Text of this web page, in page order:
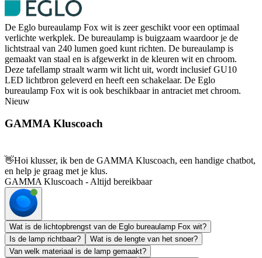
De Eglo bureaulamp Fox wit is zeer geschikt voor een optimaal
verlichte werkplek. De bureaulamp is buigzaam waardoor je de
lichtstraal van 240 lumen goed kunt richten. De bureaulamp is
gemaakt van staal en is afgewerkt in de kleuren wit en chroom.
Deze tafellamp straalt warm wit licht uit, wordt inclusief GU10
LED lichtbron geleverd en heeft een schakelaar. De Eglo
bureaulamp Fox wit is ook beschikbaar in antraciet met chroom.
Nieuw
GAMMA Kluscoach
👋Hoi klusser, ik ben de GAMMA Kluscoach, een handige chatbot,
en help je graag met je klus.
GAMMA Kluscoach - Altijd bereikbaar
Wat is de lichtopbrengst van de Eglo bureaulamp Fox wit?
Is de lamp richtbaar?
Wat is de lengte van het snoer?
Van welk materiaal is de lamp gemaakt?